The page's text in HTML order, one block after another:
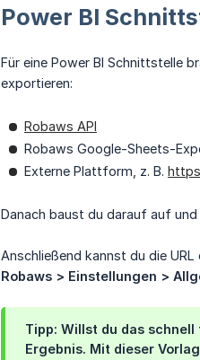
Power BI
Für eine Power BI Schnittstelle
exportieren:
Robaws API
Robaws Google-Sheets-
Externe Plattform, z. B.
Danach baust du darauf auf und
Anschließend kannst du die
Robaws > Einstellungen >
Tipp: Willst du das
Ergebnis. Mit dieser